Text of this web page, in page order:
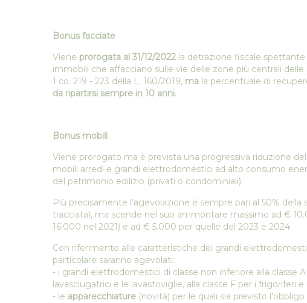
Bonus facciate
Viene prorogata al 31/12/2022 la detrazione fiscale
immobili che affacciano sulle vie delle zone più centrali delle
1 co. 219 - 223 della L. 160/2019, ma la percentuale di
da ripartirsi sempre in 10 anni.
Bonus mobili
Viene prorogato ma è prevista una progressiva riduzione
mobili arredi e grandi elettrodomestici ad alto consumo
del patrimonio edilizio (privati o condominiali).
Più precisamente l’agevolazione è sempre pari al 50%
tracciata), ma scende nel suo ammontare massimo ad €
16.000 nel 2021) e ad € 5.000 per quelle del 2023 e 2024.
Con riferimento alle caratteristiche dei grandi
particolare saranno agevolati:
- i grandi elettrodomestici di classe non inferiore alla classe
lavasciugatrici e le lavastoviglie, alla classe F per i frigoriferi
- le apparecchiature (novità) per le quali sia previsto